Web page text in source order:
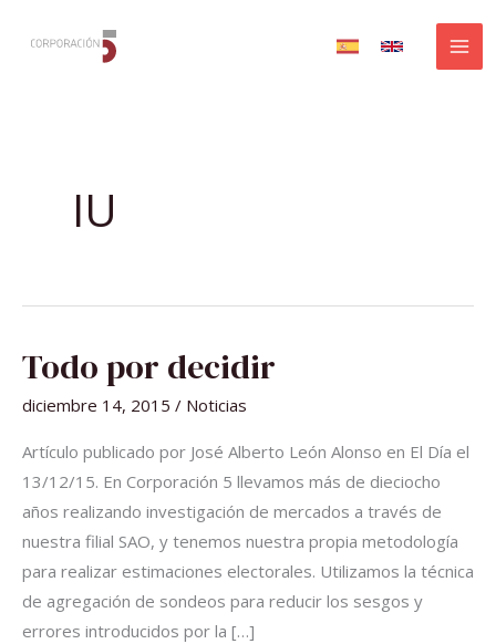
IU
Todo por decidir
diciembre 14, 2015 / Noticias
Artículo publicado por José Alberto León Alonso en El Día el
13/12/15. En Corporación 5 llevamos más de dieciocho
años realizando investigación de mercados a través de
nuestra filial SAO, y tenemos nuestra propia metodología
para realizar estimaciones electorales. Utilizamos la técnica
de agregación de sondeos para reducir los sesgos y
errores introducidos por la […]
TODO
POR
DECIDIR